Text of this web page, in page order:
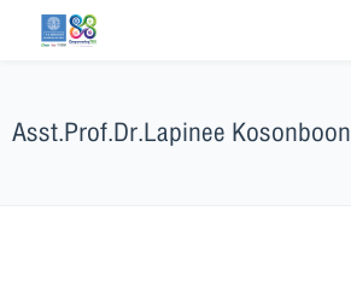
Asst.Prof.Dr.Lapinee Kosonboon